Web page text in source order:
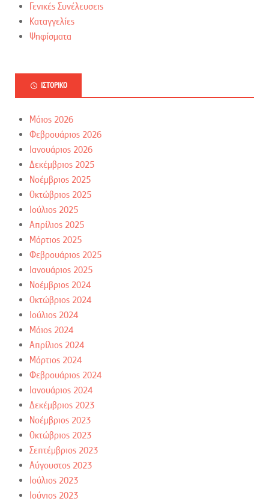
Γενικές Συνέλευσεις
Καταγγελίες
Ψηφίσματα
ΙΣΤΟΡΙΚΌ
Μάιος 2026
Φεβρουάριος 2026
Ιανουάριος 2026
Δεκέμβριος 2025
Νοέμβριος 2025
Οκτώβριος 2025
Ιούλιος 2025
Απρίλιος 2025
Μάρτιος 2025
Φεβρουάριος 2025
Ιανουάριος 2025
Νοέμβριος 2024
Οκτώβριος 2024
Ιούλιος 2024
Μάιος 2024
Απρίλιος 2024
Μάρτιος 2024
Φεβρουάριος 2024
Ιανουάριος 2024
Δεκέμβριος 2023
Νοέμβριος 2023
Οκτώβριος 2023
Σεπτέμβριος 2023
Αύγουστος 2023
Ιούλιος 2023
Ιούνιος 2023